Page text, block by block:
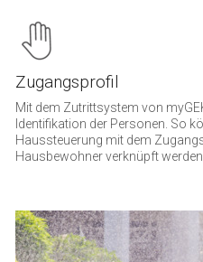
Zugangsprofil
Mit dem Zutrittsystem von
Identifikation der Personen. So
Haussteuerung mit dem
Hausbewohner verknüpft